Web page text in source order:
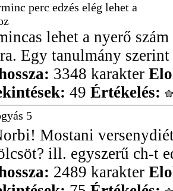
perc edzés elég lehet a
lehet a nyerő
Egy tanulmány
3348 karakter
49 Értékelés:
5
Mostani
ill. egyszerű ch-t
2489 karakter